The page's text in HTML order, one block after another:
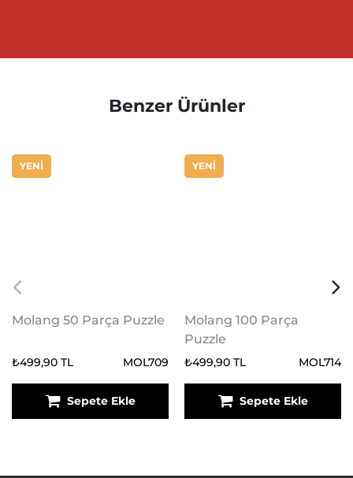
Benzer Ürünler
YENİ
Molang 50 Parça Puzzle
₺499,90 TL MOL709
Sepete Ekle
YENİ
Molang 100 Parça
Puzzle
₺499,90 TL MOL714
Sepete Ekle